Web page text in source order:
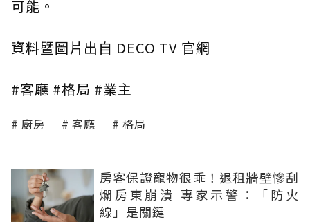
可能。
資料暨圖片出自 DECO TV 官網
#客廳 #格局 #業主
廚房 客廳 格局
房客保證寵物很乖！退租牆壁慘刮
爛房東崩潰 專家示警：「防火
線」是關鍵